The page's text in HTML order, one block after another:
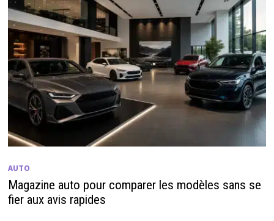
AUTO
Magazine auto pour comparer les modèles sans se
fier aux avis rapides